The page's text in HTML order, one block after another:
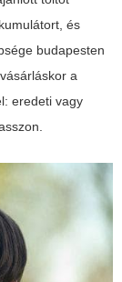
és
budapesten
a
eredeti vagy